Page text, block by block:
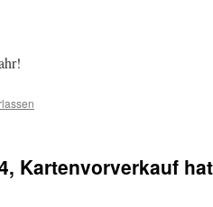
Kartenvorverkauf